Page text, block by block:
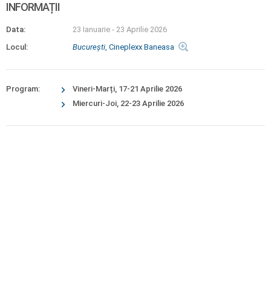
INFORMAȚII
Data: 23 Ianuarie - 23 Aprilie 2026
Locul:
Bucureşti, Cineplexx Baneasa
Program:
Vineri-Marți, 17-21 Aprilie 2026
Miercuri-Joi, 22-23 Aprilie 2026